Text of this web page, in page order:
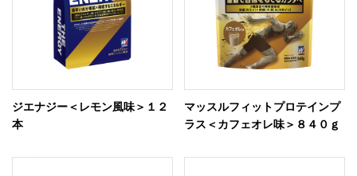
ジエナジー＜レモン風味＞１２
本
マッスルフィットプロテインプ
ラス＜カフェオレ味＞８４０ｇ